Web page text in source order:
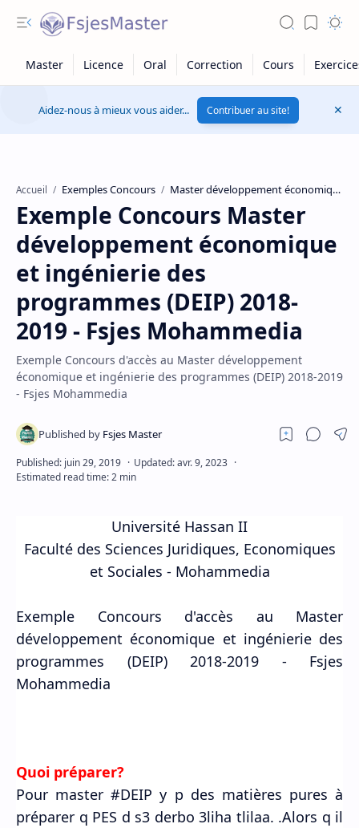
Aidez-nous à mieux vous aider... Contribuer au site!
Accueil Exemples Concours Master développement économique et ingénierie des programmes
Exemple Concours Master
développement économique
et ingénierie des
programmes (DEIP) 2018-
2019 - Fsjes Mohammedia
Exemple Concours d'accès au Master développement
économique et ingénierie des programmes (DEIP) 2018-2019
- Fsjes Mohammedia
Université Hassan II
Faculté des Sciences Juridiques, Economiques
et Sociales - Mohammedia
Exemple Concours d'accès au Master
développement économique et ingénierie des
programmes (DEIP) 2018-2019 - Fsjes
Mohammedia
Quoi préparer?
Pour master #DEIP y p des matières pures à
préparer q PES d s3 derbo 3liha tlilaa. .Alors q il